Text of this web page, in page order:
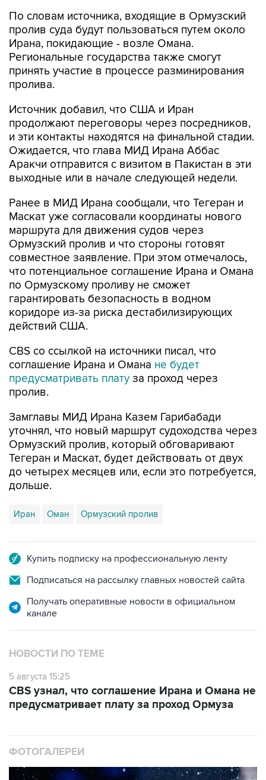
По словам источника, входящие в Ормузский
пролив суда будут пользоваться путем около
Ирана, покидающие - возле Омана.
Региональные государства также смогут
принять участие в процессе разминирования
пролива.
Источник добавил, что США и Иран
продолжают переговоры через посредников,
и эти контакты находятся на финальной стадии.
Ожидается, что глава МИД Ирана Аббас
Аракчи отправится с визитом в Пакистан в эти
выходные или в начале следующей недели.
Ранее в МИД Ирана сообщали, что Тегеран и
Маскат уже согласовали координаты нового
маршрута для движения судов через
Ормузский пролив и что стороны готовят
совместное заявление. При этом отмечалось,
что потенциальное соглашение Ирана и Омана
по Ормузскому проливу не сможет
гарантировать безопасность в водном
коридоре из-за риска дестабилизирующих
действий США.
CBS со ссылкой на источники писал, что
соглашение Ирана и Омана не будет
предусматривать плату за проход через
пролив.
Замглавы МИД Ирана Казем Гарибабади
уточнял, что новый маршрут судоходства через
Ормузский пролив, который обговаривают
Тегеран и Маскат, будет действовать от двух
до четырех месяцев или, если это потребуется,
дольше.
Иран Оман Ормузский пролив
Купить подписку на профессиональную ленту
Подписаться на рассылку главных новостей сайта
Получать оперативные новости в официальном
канале
НОВОСТИ ПО ТЕМЕ
5 августа 15:25
CBS узнал, что соглашение Ирана и Омана не
предусматривает плату за проход Ормуза
ФОТОГАЛЕРЕИ